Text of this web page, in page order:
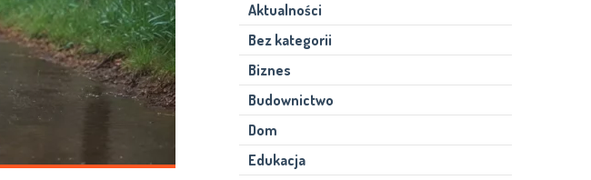
Aktualności
Bez kategorii
Biznes
Budownictwo
Dom
Edukacja